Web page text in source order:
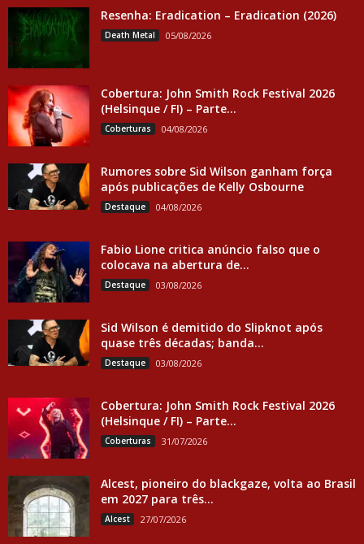
Resenha: Eradication – Eradication (2026)
Death Metal 05/08/2026
Cobertura: John Smith Rock Festival 2026
(Helsinque / FI) – Parte...
Coberturas 04/08/2026
Rumores sobre Sid Wilson ganham força
após publicações de Kelly Osbourne
Destaque 04/08/2026
Fabio Lione critica anúncio falso que o
colocava na abertura de...
Destaque 03/08/2026
Sid Wilson é demitido do Slipknot após
quase três décadas; banda...
Destaque 03/08/2026
Cobertura: John Smith Rock Festival 2026
(Helsinque / FI) – Parte...
Coberturas 31/07/2026
Alcest, pioneiro do blackgaze, volta ao Brasil
em 2027 para três...
Alcest 27/07/2026